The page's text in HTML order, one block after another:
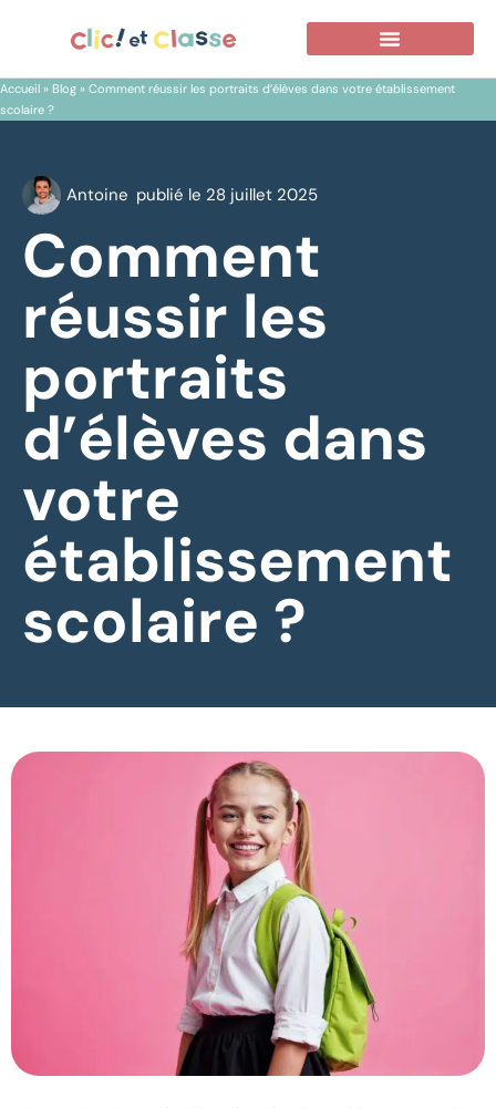
Accueil » Blog » Comment réussir les portraits d’élèves dans votre établissement
scolaire ?
Antoine publié le 28 juillet 2025
Comment
réussir les
portraits
d’élèves dans
votre
établissement
scolaire ?